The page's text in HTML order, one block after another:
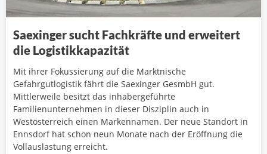
Saexinger sucht Fachkräfte und erweitert
die Logistikkapazität
Mit ihrer Fokussierung auf die Marktnische
Gefahrgutlogistik fährt die Saexinger GesmbH gut.
Mittlerweile besitzt das inhabergeführte
Familienunternehmen in dieser Disziplin auch in
Westösterreich einen Markennamen. Der neue Standort in
Ennsdorf hat schon neun Monate nach der Eröffnung die
Vollauslastung erreicht.